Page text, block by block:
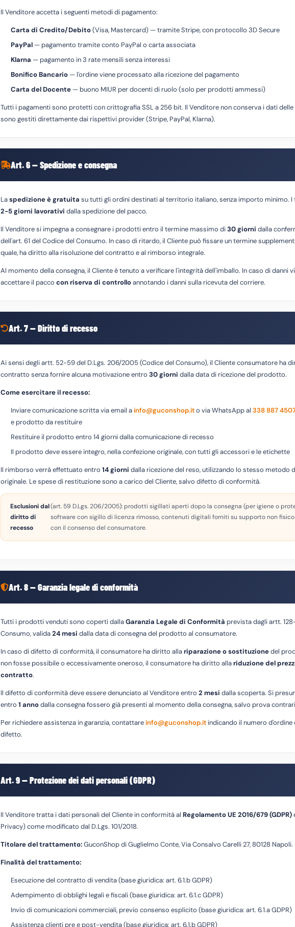
Il Venditore accetta i seguenti metodi di pagamento:
Carta di Credito/Debito(Visa, Mastercard) — tramite Stripe, con protocollo 3D Secure
PayPal — pagamento tramite conto PayPal o carta associata
Klarna — pagamento in 3 rate mensili senza interessi
Bonifico Bancario — l'ordine viene processato alla ricezione del pagamento
Carta del Docente — buono MIUR per docenti di ruolo (solo per prodotti ammessi)
Tutti i pagamenti sono protetti con crittografia SSL a 256 bit. Il Venditore non conserva i dati
sono gestiti direttamente dai rispettivi provider (Stripe, PayPal, Klarna).
Art. 6 — Spedizione e consegna
Laspedizione è gratuita su tutti gli ordini destinati al territorio italiano, senza importo minimo. I
2-5 giorni lavorativi dalla spedizione del pacco.
Il Venditore si impegna a consegnare i prodotti entro il termine massimo di30 giorni dalla
dell'art. 61 del Codice del Consumo. In caso di ritardo, il Cliente può fissare un termine
quale, ha diritto alla risoluzione del contratto e al rimborso integrale.
Al momento della consegna, il Cliente è tenuto a verificare l'integrità dell'imballo. In caso di danni
accettare il pacco con riserva di controlloannotando i danni sulla ricevuta del corriere.
Art. 7 — Diritto di recesso
Ai sensi degli artt. 52-59 del D.Lgs. 206/2005 (Codice del Consumo), il Cliente consumatore ha
contratto senza fornire alcuna motivazione entro 30 giorni dalla data di ricezione del prodotto.
Come esercitare il recesso:
Inviare comunicazione scritta via email ainfo@guconshop.ito via WhatsApp al 338 887
e prodotto da restituire
Restituire il prodotto entro 14 giorni dalla comunicazione di recesso
Il prodotto deve essere integro, nella confezione originale, con tutti gli accessori e le etichette
Il rimborso verrà effettuato entro 14 giorni dalla ricezione del reso, utilizzando lo stesso metodo
originale. Le spese di restituzione sono a carico del Cliente, salvo difetto di conformità.
Esclusioni dal
diritto di
recesso
(art. 59 D.Lgs. 206/2005): prodotti sigillati aperti dopo la consegna (per igiene o
software con sigillo di licenza rimosso, contenuti digitali forniti su supporto non
con il consenso del consumatore.
Art. 8 — Garanzia legale di conformità
Tutti i prodotti venduti sono coperti dallaGaranzia Legale di Conformità prevista dagli artt.
Consumo, valida24 mesi dalla data di consegna del prodotto al consumatore.
In caso di difetto di conformità, il consumatore ha diritto allariparazione o sostituzionedel
non fosse possibile o eccessivamente oneroso, il consumatore ha diritto allariduzione del
contratto.
Il difetto di conformità deve essere denunciato al Venditore entro 2 mesi dalla scoperta. Si
entro 1 annodalla consegna fossero già presenti al momento della consegna, salvo prova
Per richiedere assistenza in garanzia, contattareinfo@guconshop.it indicando il numero d'ordine
difetto.
Art. 9 — Protezione dei dati personali (GDPR)
Il Venditore tratta i dati personali del Cliente in conformità al Regolamento UE 2016/679 (GDPR)
Privacy) come modificato dal D.Lgs. 101/2018.
Titolare del trattamento:GuconShop di Guglielmo Conte, Via Consalvo Carelli 27, 80128 Napoli.
Finalità del trattamento:
Esecuzione del contratto di vendita (base giuridica: art. 6.1.b GDPR)
Adempimento di obblighi legali e fiscali (base giuridica: art. 6.1.c GDPR)
Invio di comunicazioni commerciali, previo consenso esplicito (base giuridica: art. 6.1.a GDPR)
Assistenza clienti pre e post-vendita (base giuridica: art. 6.1.b GDPR)